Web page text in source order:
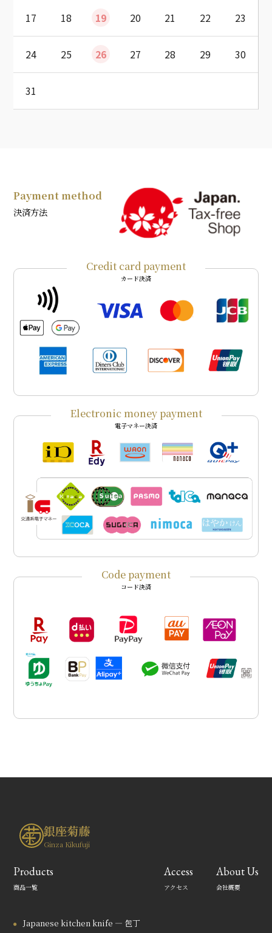
17 18 19 20 21 22 23
24 25 26 27 28 29 30
31
Payment method
決済方法
Credit card payment
カード決済
Electronic money payment
電子マネー決済
Code payment
コード決済
銀座菊藤
Ginza Kikufuji
Products
商品一覧
Japanese kitchen knife — 包丁
Access
アクセス
About Us
会社概要